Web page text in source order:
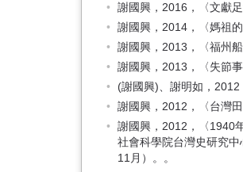
謝國興，2016，〈文獻
謝國興，2014，〈媽祖
謝國興，2013，〈福州
謝國興，2013，〈失節
(謝國興)、謝明如，
謝國興，2012，〈台灣
謝國興，2012，〈1940
社會科學院台灣史研究
11月）。。